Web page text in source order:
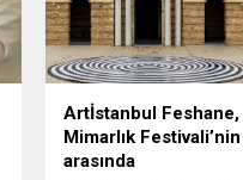
veda eden şair-yazar
için vefa dolu bir
Artİstanbul Feshane,
Mimarlık
arasında